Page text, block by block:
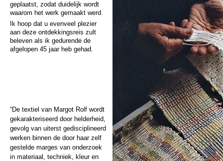
“De textiel van Margot Rolf wordt
gekarakteriseerd door helderheid,
gevolg van uiterst gedisciplineerd
werken binnen de door haar zelf
gestelde marges van onderzoek
in materiaal, techniek, kleur en
geplaatst, zodat duidelijk wordt
waarom het werk gemaakt werd.
Ik hoop dat u evenveel plezier
aan deze ontdekkingsreis zult
beleven als ik gedurende de
afgelopen 45 jaar heb gehad.